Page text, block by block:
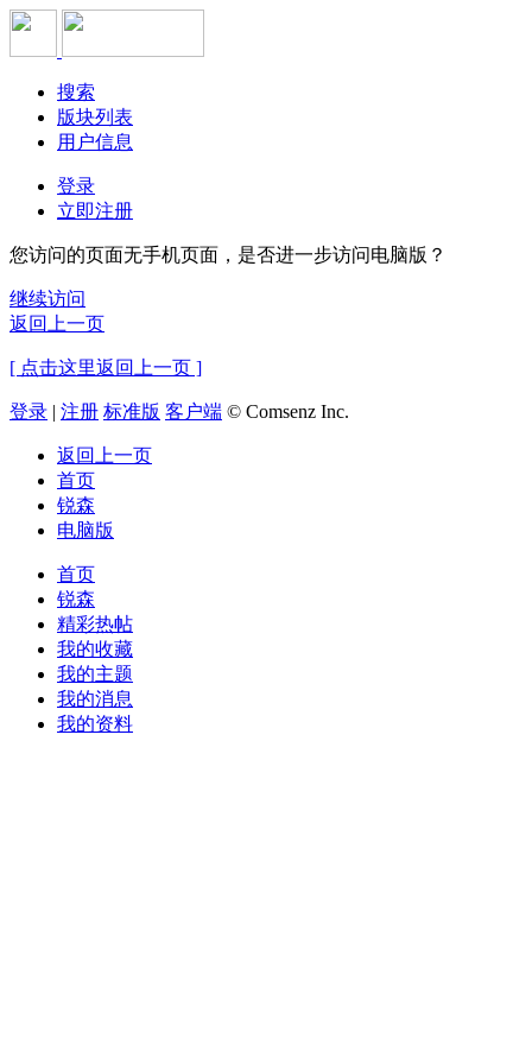
搜索
版块列表
用户信息
登录
立即注册
您访问的页面无手机页面，是否进一步访问电脑版？
继续访问
返回上一页
[ 点击这里返回上一页 ]
登录 | 注册 标准版 客户端 © Comsenz Inc.
返回上一页
首页
锐森
电脑版
首页
锐森
精彩热帖
我的收藏
我的主题
我的消息
我的资料